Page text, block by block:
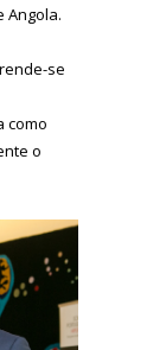
Angola.
se
como
o